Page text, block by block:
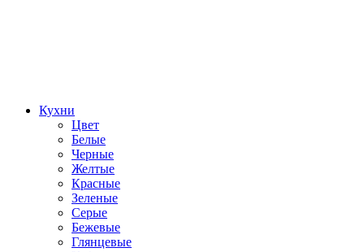
Кухни
Цвет
Белые
Черные
Желтые
Красные
Зеленые
Серые
Бежевые
Глянцевые